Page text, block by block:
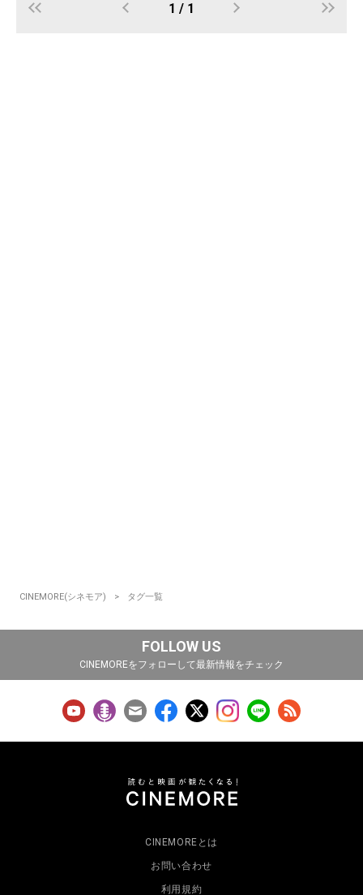
1 / 1
CINEMORE(シネモア) タグ一覧
FOLLOW US
CINEMOREをフォローして最新情報をチェック
CINEMOREとは
お問い合わせ
利用規約